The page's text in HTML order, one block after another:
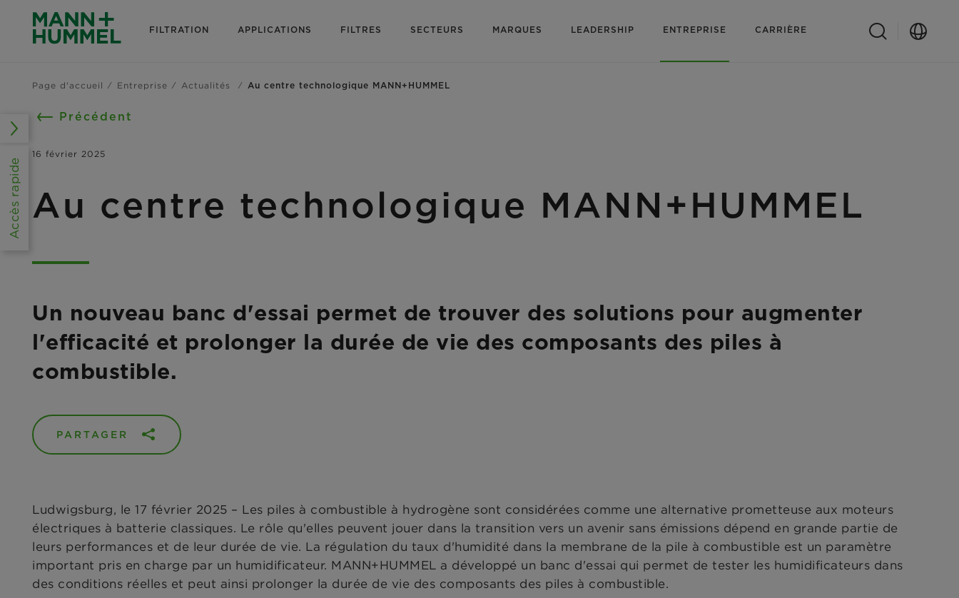
FILTRATION APPLICATIONS FILTRES SECTEURS MARQUES LEADERSHIP ENTREPRISE CARRIÈRE
Page d'accueil Entreprise Actualités Au centre technologique MANN+HUMMEL
Précédent
16 février 2025
Au centre technologique MANN+HUMMEL
Un nouveau banc d'essai permet de trouver des solutions pour augmenter
l'efficacité et prolonger la durée de vie des composants des piles à
combustible.
PARTAGER
Ludwigsburg, le 17 février 2025 – Les piles à combustible à hydrogène sont considérées comme une alternative prometteuse aux moteurs
électriques à batterie classiques. Le rôle qu'elles peuvent jouer dans la transition vers un avenir sans émissions dépend en grande partie de
leurs performances et de leur durée de vie. La régulation du taux d'humidité dans la membrane de la pile à combustible est un paramètre
important pris en charge par un humidificateur. MANN+HUMMEL a développé un banc d'essai qui permet de tester les humidificateurs dans
des conditions réelles et peut ainsi prolonger la durée de vie des composants des piles à combustible.
Accès rapide